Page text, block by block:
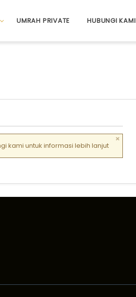
UMRAH PRIVATE HUBUNGI KAMI
kami untuk informasi lebih lanjut
×